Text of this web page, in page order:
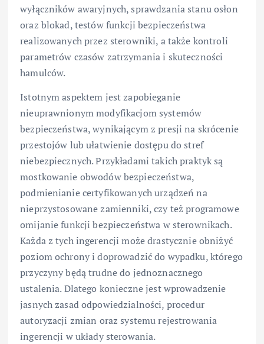
wyłączników awaryjnych, sprawdzania stanu osłon
oraz blokad, testów funkcji bezpieczeństwa
realizowanych przez sterowniki, a także kontroli
parametrów czasów zatrzymania i skuteczności
hamulców.
Istotnym aspektem jest zapobieganie
nieuprawnionym modyfikacjom systemów
bezpieczeństwa, wynikającym z presji na skrócenie
przestojów lub ułatwienie dostępu do stref
niebezpiecznych. Przykładami takich praktyk są
mostkowanie obwodów bezpieczeństwa,
podmienianie certyfikowanych urządzeń na
nieprzystosowane zamienniki, czy też programowe
omijanie funkcji bezpieczeństwa w sterownikach.
Każda z tych ingerencji może drastycznie obniżyć
poziom ochrony i doprowadzić do wypadku, którego
przyczyny będą trudne do jednoznacznego
ustalenia. Dlatego konieczne jest wprowadzenie
jasnych zasad odpowiedzialności, procedur
autoryzacji zmian oraz systemu rejestrowania
ingerencji w układy sterowania.